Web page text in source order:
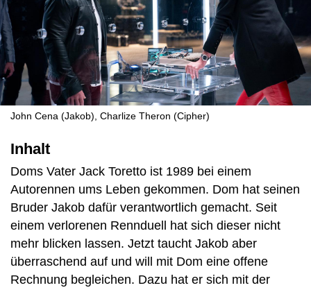
John Cena (Jakob), Charlize Theron (Cipher)
Inhalt
Doms Vater Jack Toretto ist 1989 bei einem
Autorennen ums Leben gekommen. Dom hat seinen
Bruder Jakob dafür verantwortlich gemacht. Seit
einem verlorenen Rennduell hat sich dieser nicht
mehr blicken lassen. Jetzt taucht Jakob aber
überraschend auf und will mit Dom eine offene
Rechnung begleichen. Dazu hat er sich mit der